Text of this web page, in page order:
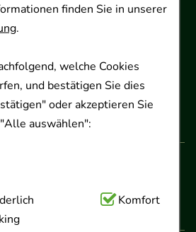
finden Sie in unserer
.
welche Cookies
und bestätigen Sie dies
oder akzeptieren Sie
auswählen":
Hierbei handelt es sich um
unserer
Komfort
Mail:info@ApoSalis.de
30159 Hannover
0 · Fax 0511 89 71 80 11